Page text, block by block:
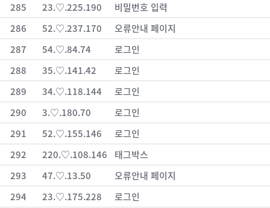
285
23.♡.225.190
비밀번호 입력
286
52.♡.237.170
오류안내 페이지
287
54.♡.84.74
로그인
288
35.♡.141.42
로그인
289
34.♡.118.144
로그인
290
3.♡.180.70
로그인
291
52.♡.155.146
로그인
292
220.♡.108.146
태그박스
293
47.♡.13.50
오류안내 페이지
294
23.♡.175.228
로그인